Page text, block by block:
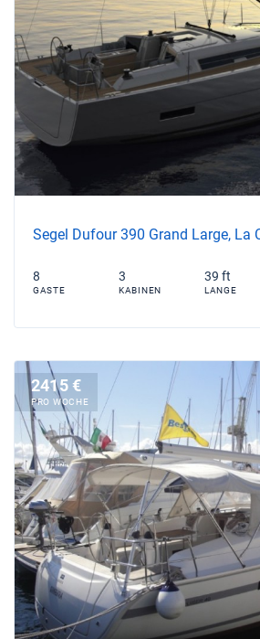
Segel Dufour 390 Grand Large, La
8
GASTE
3
KABINEN
39 ft
LANGE
2415 €
PRO WOCHE